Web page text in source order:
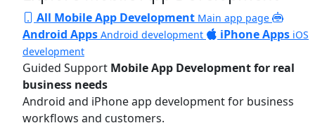
All Mobile App Development Main app page
Android Apps Android development iPhone Apps iOS
development
Guided Support Mobile App Development for real
business needs
Android and iPhone app development for business
workflows and customers.